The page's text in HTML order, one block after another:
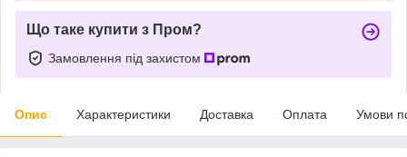
Що таке купити з Пром?
Замовлення під захистом
Опис Характеристики Доставка Оплата Умови